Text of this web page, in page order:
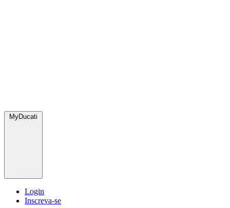
MyDucati
Login
Inscreva-se